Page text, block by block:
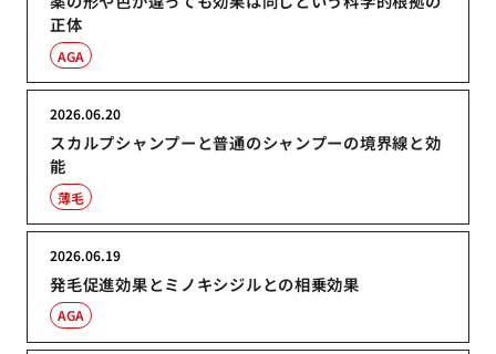
正体
AGA
スカルプシャンプーと普通のシャンプーの境界線と効
能
2026.06.20
薄毛
発毛促進効果とミノキシジルとの相乗効果
2026.06.19
AGA